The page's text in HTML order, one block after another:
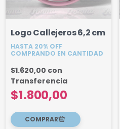
Logo Callejeros 6,2 cm
HASTA 20% OFF
COMPRANDO EN CANTIDAD
$1.800,00
$1.620,00 con
Transferencia